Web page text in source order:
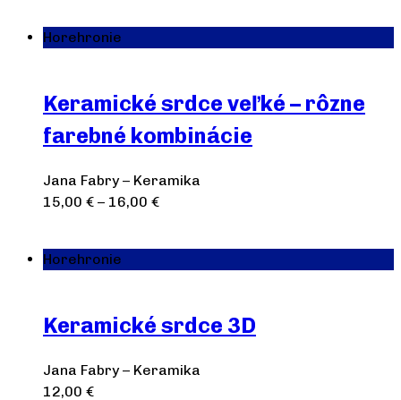
Horehronie
Keramické srdce veľké – rôzne
farebné kombinácie
Jana Fabry – Keramika
15,00 € – 16,00 €
Horehronie
Keramické srdce 3D
Jana Fabry – Keramika
12,00 €